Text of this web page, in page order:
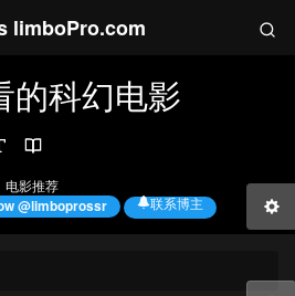
limboPro.com
的科幻电影
分
类：
电影推荐
@limboprossr 联系博主